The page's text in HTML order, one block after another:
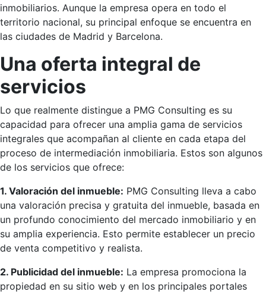
inmobiliarios. Aunque la empresa opera en todo el
territorio nacional, su principal enfoque se encuentra en
las ciudades de Madrid y Barcelona.
Una oferta integral de
servicios
Lo que realmente distingue a PMG Consulting es su
capacidad para ofrecer una amplia gama de servicios
integrales que acompañan al cliente en cada etapa del
proceso de intermediación inmobiliaria. Estos son algunos
de los servicios que ofrece:
1. Valoración del inmueble: PMG Consulting lleva a cabo
una valoración precisa y gratuita del inmueble, basada en
un profundo conocimiento del mercado inmobiliario y en
su amplia experiencia. Esto permite establecer un precio
de venta competitivo y realista.
2. Publicidad del inmueble: La empresa promociona la
propiedad en su sitio web y en los principales portales